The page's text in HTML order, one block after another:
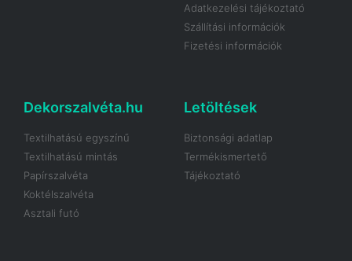
Adatkezelési tájékoztató
Szállítási információk
Fizetési információk
Dekorszalvéta.hu
Textilhatású egyszínű
Textilhatású mintás
Papírszalvéta
Koktélszalvéta
Asztali futó
Letöltések
Biztonsági adatlap
Termékismertető
Tájékoztató